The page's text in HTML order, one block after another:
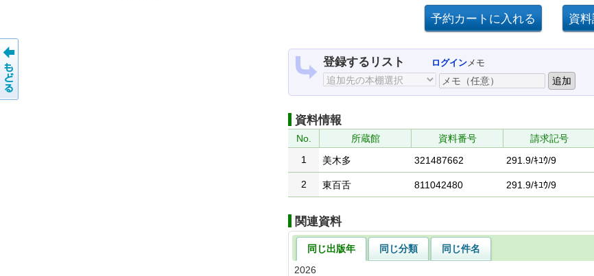
登録するリスト ログインメモ
資料情報
No. 所蔵館 資料番号 請求記号
1
美木多 321487662 291.9/ｷﾕｳ/9
2 東百舌 811042480 291.9/ｷﾕｳ/9
関連資料
同じ出版年 同じ分類
同じ件名
2026